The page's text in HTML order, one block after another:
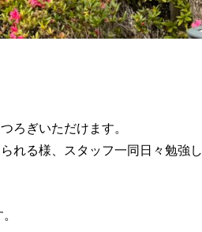
ろぎいただけます。
れる様、スタッフ一同日々勉強し